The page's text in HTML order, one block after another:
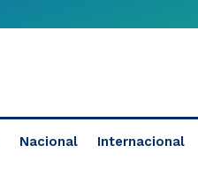
Nacional Internacional